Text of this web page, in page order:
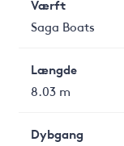
Værft
Saga Boats
Længde
8.03 m
Dybgang